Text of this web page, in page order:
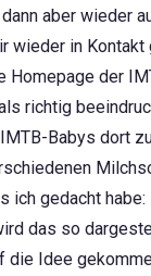
aber wieder
wieder in Kontakt
Homepage der
richtig
Babys dort
ich gedacht
das so
die Idee